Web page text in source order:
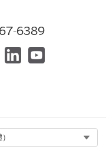
授與標準、來
開啟增強型儲
透過維護版本內
進入「設定」
增強型
此文章是否解決您
請讓我們知道，以
6389